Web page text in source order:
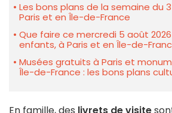
Les bons plans de la semaine du
Paris et en Île-de-France
Que faire ce mercredi 5 août
enfants, à Paris et en Île-de-
Musées gratuits à Paris et
Île-de-France : les bons plans